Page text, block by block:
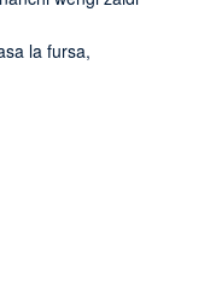
la fursa,